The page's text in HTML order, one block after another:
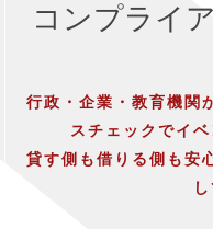
コンプライ
行政・企業・教育機関
スチェックでイ
貸す側も借りる側も安